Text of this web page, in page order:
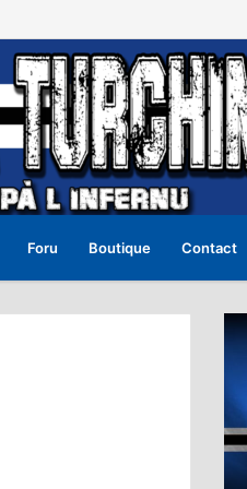
Foru Boutique Contact